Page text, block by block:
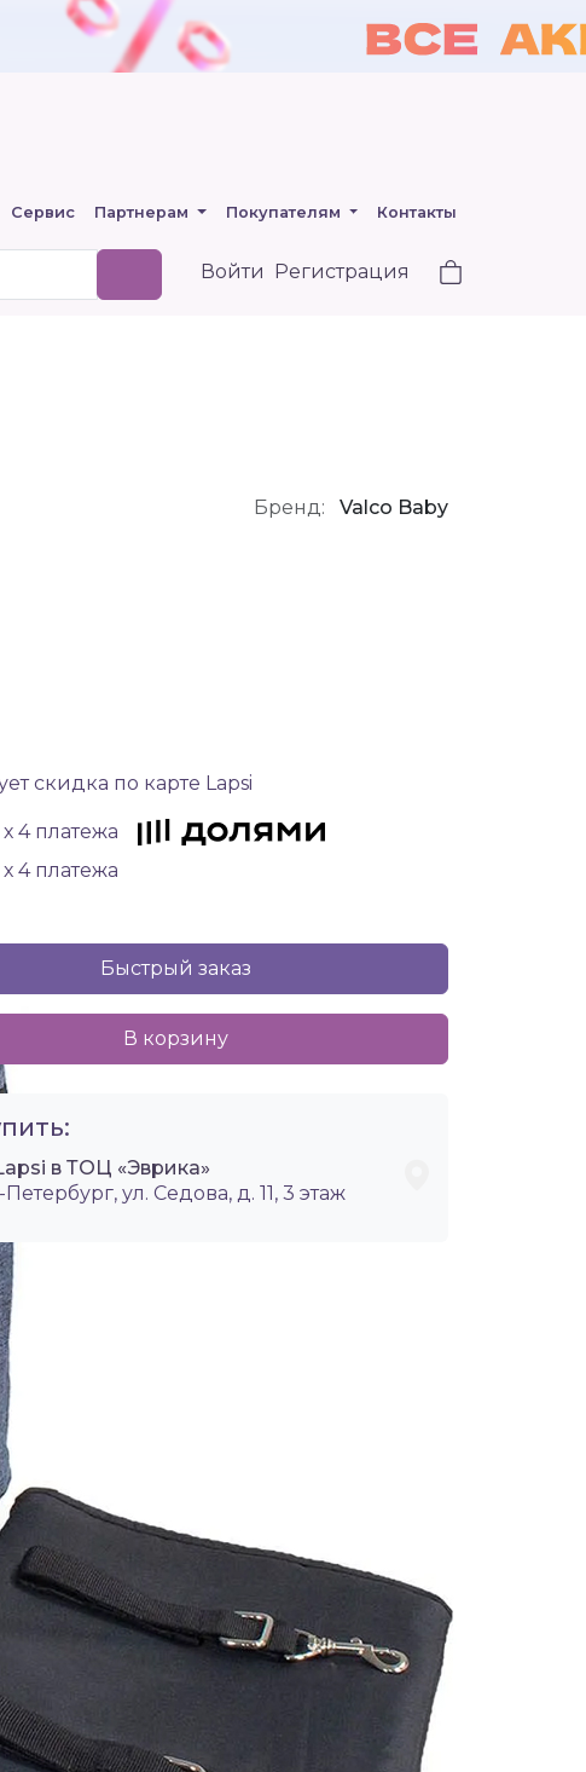
Сервис Партнерам Покупателям Контакты
Войти Регистрация
Бренд:
Valco Baby
скидка по карте Lapsi
4 платежа
4 платежа
Быстрый заказ
В корзину
в ТОЦ «Эврика»
Петербург, ул. Седова, д. 11, 3 этаж